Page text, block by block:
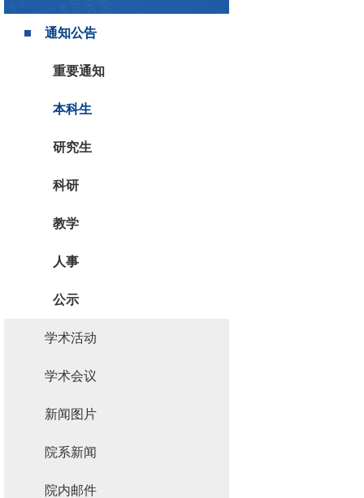
通知公告
重要通知
本科生
研究生
科研
教学
人事
公示
学术活动
学术会议
新闻图片
院系新闻
院内邮件